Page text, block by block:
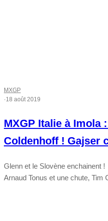
MXGP
·18 août 2019
MXGP Italie à Imola
Coldenhoff ! Gajser
Glenn et le Slovène
Arnaud Tonus et une chute, Tim